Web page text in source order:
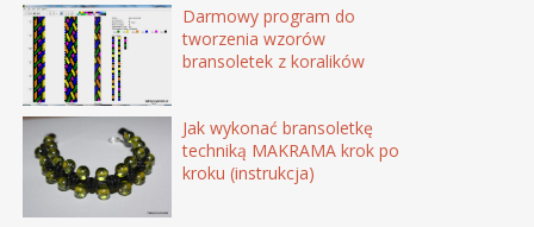
Darmowy program do
tworzenia wzorów
bransoletek z koralików
Jak wykonać bransoletkę
techniką MAKRAMA krok po
kroku (instrukcja)